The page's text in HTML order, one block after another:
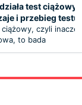
test
i przebieg testu
ciążowy, czyli
to bada